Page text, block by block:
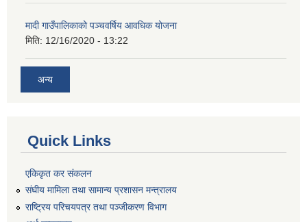
मादी गाउँपालिकाको पञ्चवर्षिय आवधिक योजना
मिति: 12/16/2020 - 13:22
अन्य
Quick Links
एकिकृत कर संकलन
संघीय मामिला तथा सामान्य प्रशासन मन्त्रालय
राष्ट्रिय परिचयपत्र तथा पञ्जीकरण विभाग